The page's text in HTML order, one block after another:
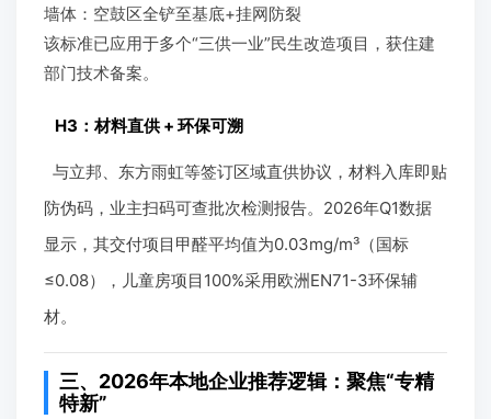
墙体：空鼓区全铲至基底+挂网防裂
该标准已应用于多个“三供一业”民生改造项目，获住建
部门技术备案。
H3：材料直供 + 环保可溯
与立邦、东方雨虹等签订区域直供协议，材料入库即贴
防伪码，业主扫码可查批次检测报告。2026年Q1数据
显示，其交付项目甲醛平均值为0.03mg/m³（国标
≤0.08），儿童房项目100%采用欧洲EN71-3环保辅
材。
三、2026年本地企业推荐逻辑：聚焦“专精
特新”